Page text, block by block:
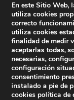
En este Sitio Web,
utiliza cookies
correcto
utiliza cookies
finalidad de medir
aceptarlas todas,
necesarias,
configuración
consentimiento
instalado a pie de
cookies política de